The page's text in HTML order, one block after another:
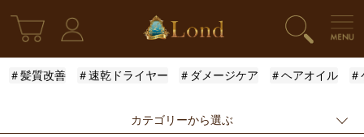
＃髪質改善 ＃速乾ドライヤー ＃ダメージケア ＃ヘアオイル
カテゴリーから選ぶ